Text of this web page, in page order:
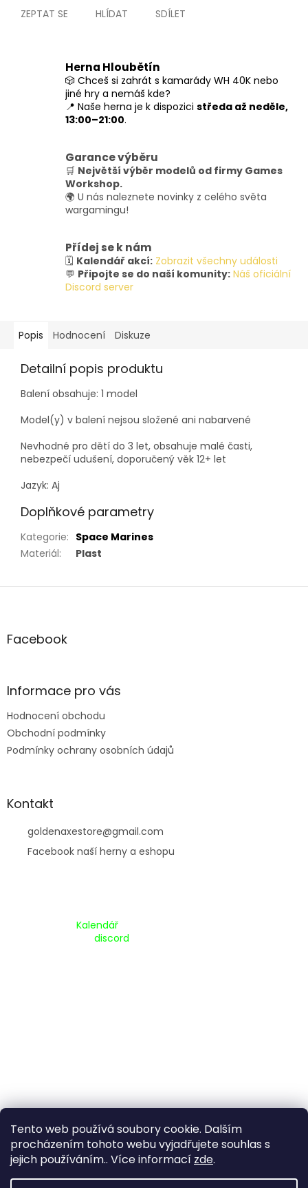
Tento web používá soubory cookie. Dalším
procházením tohoto webu vyjadřujete souhlas s
jejich používáním.. Více informací zde.
ZEPTAT SE HLÍDAT SDÍLET
Herna Hloubětín
🎲 Chceš si zahrát s kamarády WH 40K nebo
jiné hry a nemáš kde?
📍 Naše herna je k dispozici středa až neděle,
13:00–21:00.
Garance výběru
🛒 Největší výběr modelů od firmy Games
Workshop.
🌍 U nás naleznete novinky z celého světa
wargamingu!
Přídej se k nám
🗓️ Kalendář akcí: Zobrazit všechny události
💬 Připojte se do naší komunity: Náš oficiální
Discord server
Popis Hodnocení Diskuze
Detailní popis produktu
Balení obsahuje: 1 model
Model(y) v balení nejsou složené ani nabarvené
Nevhodné pro dětí do 3 let, obsahuje malé časti,
nebezpečí udušení, doporučený věk 12+ let
Jazyk: Aj
Doplňkové parametry
Kategorie: Space Marines
Materiál: Plast
Z
aFacebook
Informace pro vás
Hodnocení obchodu
Obchodní podmínky
Podmínky ochrany osobních údajů
Kontakt
goldenaxestore@gmail.com
Facebook naší herny a eshopu
Kalendář
discord